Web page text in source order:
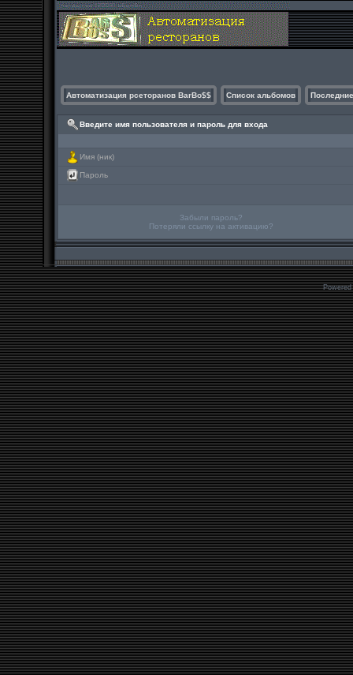
Автоматизация рсеторанов BarBo$$ Список альбомов
Введите имя пользователя и пароль для входа
Имя (ник)
Пароль
Забыли пароль?
Потеряли ссылку на активацию?